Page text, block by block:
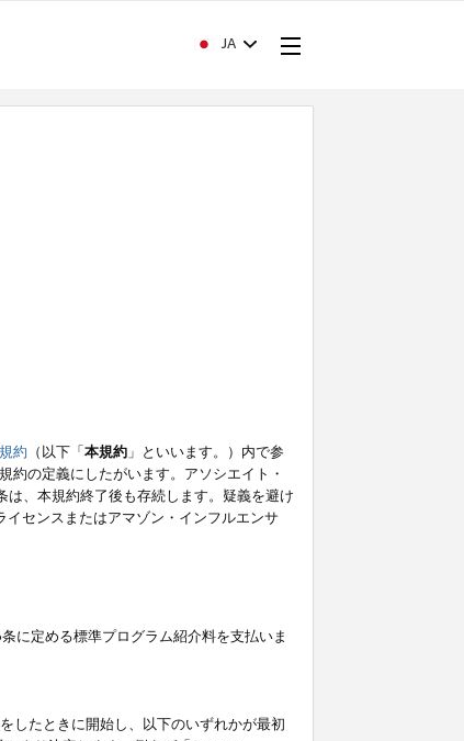
JA
約 （以下「本規約 」といいます。）内で参
約の定義にしたがいます。アソシエイト・
、本規約終了後も存続します。疑義を避け
センスまたはアマゾン・インフルエンサ
に定める標準プログラム紹介料を支払いま
したときに開始し、以下のいずれかが最初